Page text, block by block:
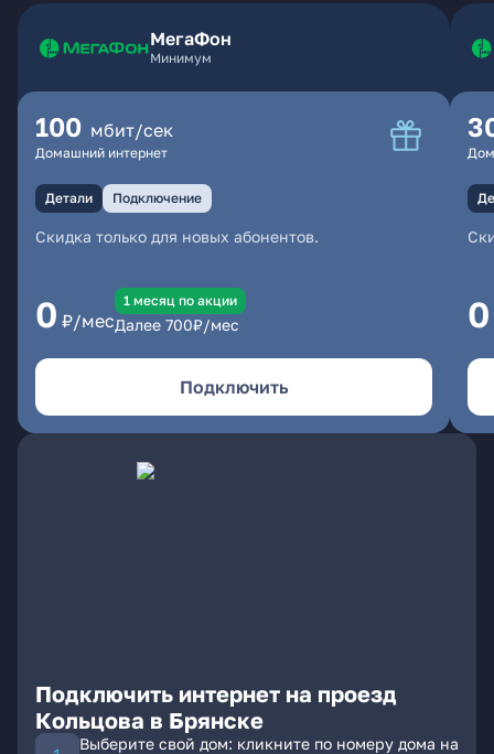
МегаФон
Минимум
100 мбит/сек
Домашний интернет
Детали Подключение
Скидка только для новых абонентов.
0 ₽/мес
1 месяц по акции
Далее 700₽/мес
Подключить
0
Подключить интернет на проезд
Кольцова в Брянске
Выберите свой дом: кликните по номеру дома на